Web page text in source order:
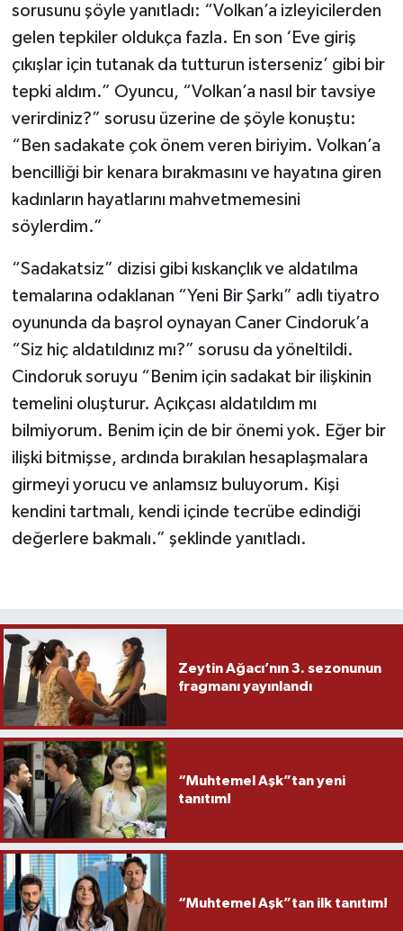
sorusunu şöyle yanıtladı: “Volkan’a izleyicilerden
gelen tepkiler oldukça fazla. En son ‘Eve giriş
çıkışlar için tutanak da tutturun isterseniz’ gibi bir
tepki aldım.” Oyuncu, “Volkan’a nasıl bir tavsiye
verirdiniz?” sorusu üzerine de şöyle konuştu:
“Ben sadakate çok önem veren biriyim. Volkan’a
bencilliği bir kenara bırakmasını ve hayatına giren
kadınların hayatlarını mahvetmemesini
söylerdim.”
“Sadakatsiz” dizisi gibi kıskançlık ve aldatılma
temalarına odaklanan “Yeni Bir Şarkı” adlı tiyatro
oyununda da başrol oynayan Caner Cindoruk’a
“Siz hiç aldatıldınız mı?” sorusu da yöneltildi.
Cindoruk soruyu “Benim için sadakat bir ilişkinin
temelini oluşturur. Açıkçası aldatıldım mı
bilmiyorum. Benim için de bir önemi yok. Eğer bir
ilişki bitmişse, ardında bırakılan hesaplaşmalara
girmeyi yorucu ve anlamsız buluyorum. Kişi
kendini tartmalı, kendi içinde tecrübe edindiği
değerlere bakmalı.” şeklinde yanıtladı.
Zeytin Ağacı’nın 3. sezonunun
fragmanı yayınlandı
“Muhtemel Aşk”tan yeni
tanıtım!
“Muhtemel Aşk”tan ilk tanıtım!